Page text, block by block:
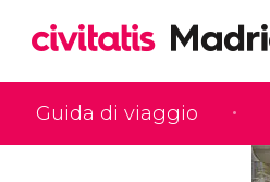
Guida di viaggio